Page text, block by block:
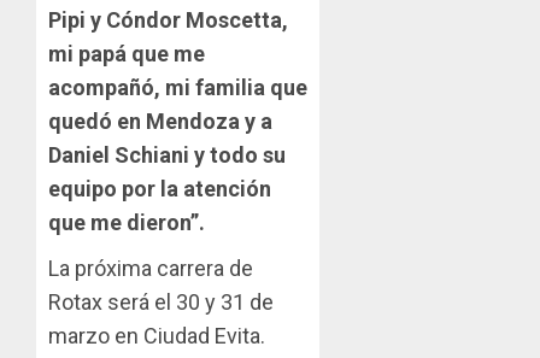
Pipi y Cóndor Moscetta,
mi papá que me
acompañó, mi familia que
quedó en Mendoza y a
Daniel Schiani y todo su
equipo por la atención
que me dieron”.
La próxima carrera de
Rotax será el 30 y 31 de
marzo en Ciudad Evita.